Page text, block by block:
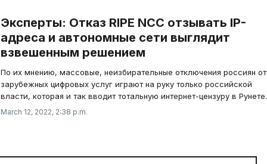
Эксперты: Отказ RIPE NCC отзывать IP-
адреса и автономные сети выглядит
взвешенным решением
По их мнению, массовые, неизбирательные отключения россиян от
зарубежных цифровых услуг играют на руку только российской
власти, которая и так вводит тотальную интернет-цензуру в Рунете.
March 12, 2022, 2:38 p.m.